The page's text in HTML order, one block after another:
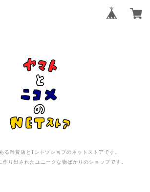
る雑貨店とTシャツショプのネットストアです。
作り出されたユニークな物ばかりのショップです。